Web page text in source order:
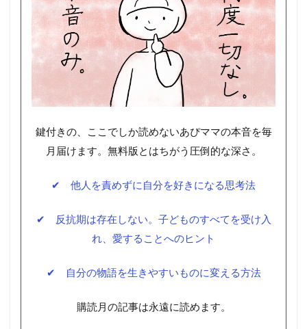
鍵付きの、ここでしか読めないあぴママの本音を毎
月届けます。無料版とはちがう圧倒的な深さ。
✔ 他人を責めずに自分を好きになる思考法
✔ 反抗期は存在しない。子どものすべてを受け入
れ、愛することへのヒント
✔ 自分の物語を生きやすいものに変える方法
購読月の記事は永遠に読めます。